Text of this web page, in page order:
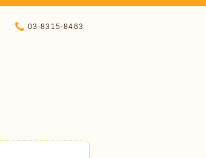
03-8315-8463